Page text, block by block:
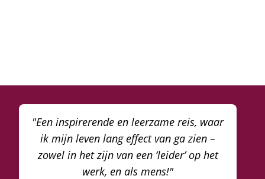
"Een inspirerende en leerzame reis, waar
ik mijn leven lang effect van ga zien –
zowel in het zijn van een ‘leider’ op het
werk, en als mens!"